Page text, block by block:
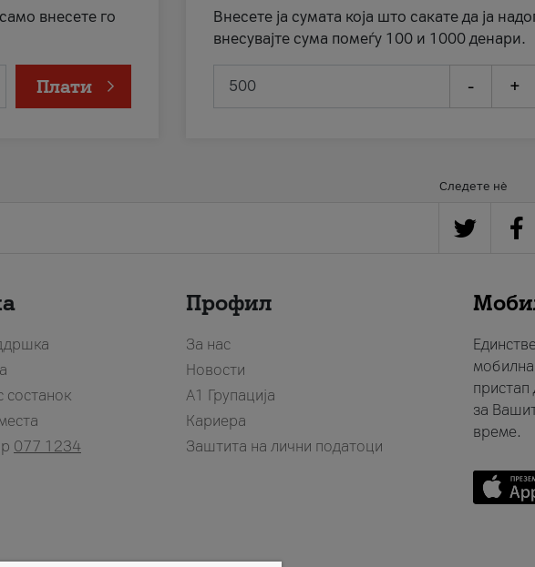
внесете го
Плати
Внесете ја сумата која што сакате да ја
внесувајте сума помеѓу 100 и 1000 денари.
- +
Следете нè
состанок
077 1234
Профил
За нас
Новости
А1 Групација
Кариера
Заштита на лични податоци
мобилна
за
време.